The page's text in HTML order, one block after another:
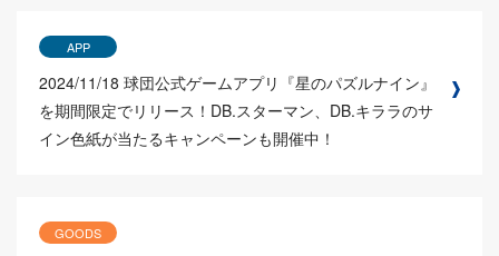
APP
2024/11/18 球団公式ゲームアプリ『星のパズルナイン』
を期間限定でリリース！DB.スターマン、DB.キララのサ
イン色紙が当たるキャンペーンも開催中！
GOODS